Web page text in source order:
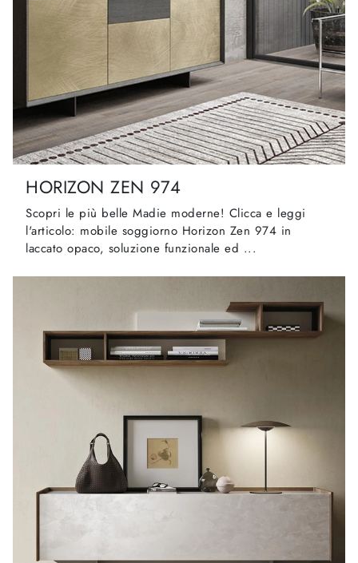
HORIZON ZEN 974
Scopri le più belle Madie moderne! Clicca e leggi
l'articolo: mobile soggiorno Horizon Zen 974 in
laccato opaco, soluzione funzionale ed ...